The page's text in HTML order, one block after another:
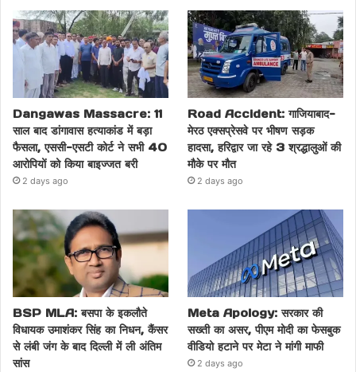
Dangawas Massacre: 11
साल बाद डांगावास हत्याकांड में बड़ा
फैसला, एससी-एसटी कोर्ट ने सभी 40
आरोपियों को किया बाइज्जत बरी
2 days ago
Road Accident: गाजियाबाद-
मेरठ एक्सप्रेसवे पर भीषण सड़क
हादसा, हरिद्वार जा रहे 3 श्रद्धालुओं की
मौके पर मौत
2 days ago
BSP MLA: बसपा के इकलौते
विधायक उमाशंकर सिंह का निधन, कैंसर
से लंबी जंग के बाद दिल्ली में ली अंतिम
सांस
Meta Apology: सरकार की
सख्ती का असर, पीएम मोदी का फेसबुक
वीडियो हटाने पर मेटा ने मांगी माफी
2 days ago